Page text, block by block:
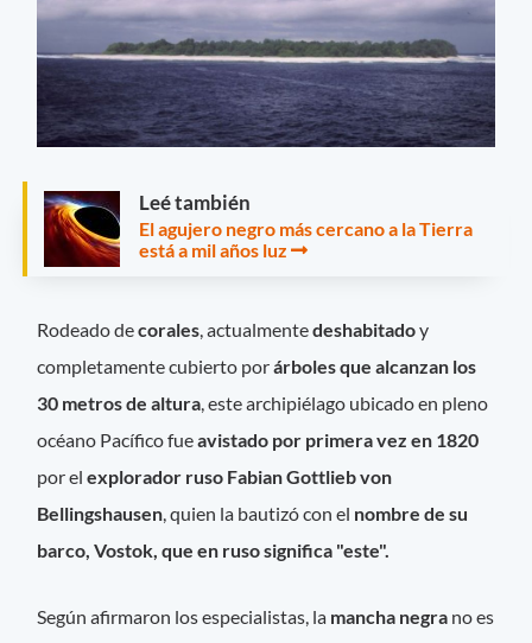
Leé también
El agujero negro más cercano a la Tierra
está a mil años luz
Rodeado decorales, actualmentedeshabitadoy
completamente cubierto porárboles que alcanzan los
30 metros de altura, este archipiélago ubicado en pleno
océano Pacífico fueavistado por primera vez en 1820
por elexplorador ruso Fabian Gottlieb von
Bellingshausen, quien la bautizó con el nombre de su
barco, Vostok, que en ruso significa "este".
Según afirmaron los especialistas, la mancha negra no es